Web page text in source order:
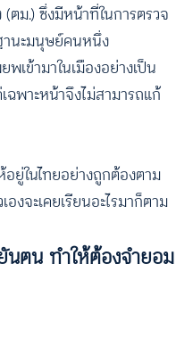
ม.) ซึ่งมีหน้าที่ในการตรวจ
านะมนุษย์คนหนึ่ง
เข้ามาในเมืองอย่างเป็น
พาะหน้าจึงไม่สามารถแก้
ยู่ในไทยอย่างถูกต้องตาม
จะเคยเรียนอะไรมาก็ตาม
นตน ทำให้ต้องจำยอม